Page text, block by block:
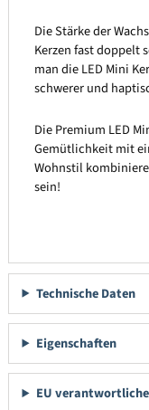
Die Stärke der
Kerzen fast doppelt
man die LED Mini
schwerer und
Die Premium LED
Gemütlichkeit mit
Wohnstil
sein!
Technische Daten
Eigenschaften
EU